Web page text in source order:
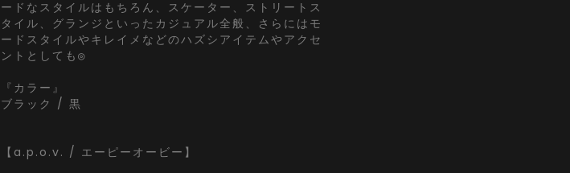
ードなスタイルはもちろん、スケーター、ストリートス
タイル、グランジといったカジュアル全般、さらにはモ
ードスタイルやキレイメなどのハズシアイテムやアクセ
ントとしても◎
『カラー』
ブラック / 黒
【a.p.o.v. / エーピーオービー】